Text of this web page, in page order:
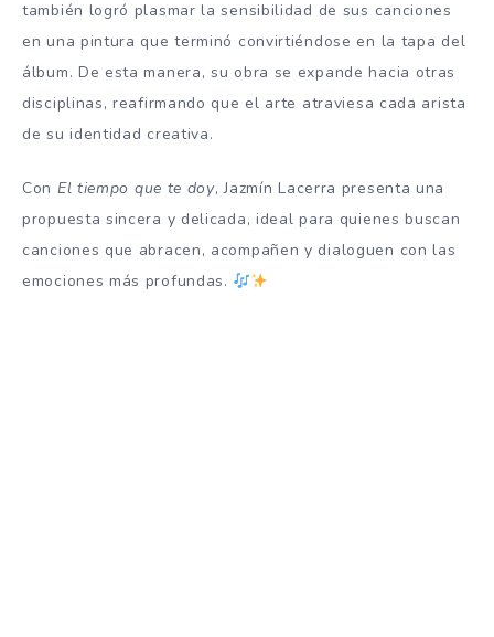
también logró plasmar la sensibilidad de sus canciones
en una pintura que terminó convirtiéndose en la tapa del
álbum. De esta manera, su obra se expande hacia otras
disciplinas, reafirmando que el arte atraviesa cada arista
de su identidad creativa.
Con El tiempo que te doy, Jazmín Lacerra presenta una
propuesta sincera y delicada, ideal para quienes buscan
canciones que abracen, acompañen y dialoguen con las
emociones más profundas.